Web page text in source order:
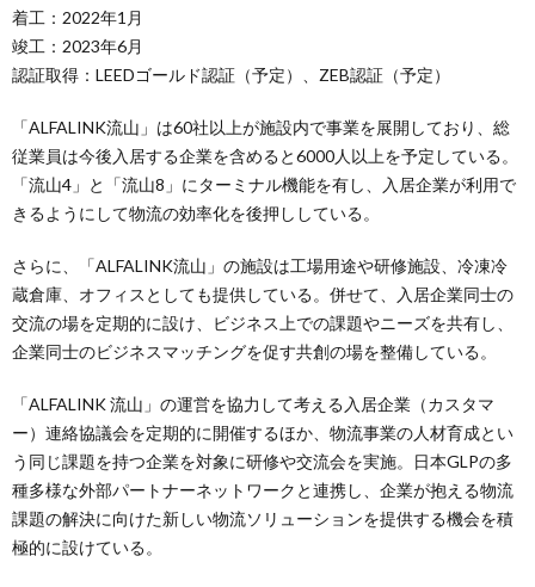
着工：2022年1月
竣工：2023年6月
認証取得：LEEDゴールド認証（予定）、ZEB認証（予定）
「ALFALINK流山」は60社以上が施設内で事業を展開しており、総
従業員は今後入居する企業を含めると6000人以上を予定している。
「流山4」と「流山8」にターミナル機能を有し、入居企業が利用で
きるようにして物流の効率化を後押ししている。
さらに、「ALFALINK流山」の施設は工場用途や研修施設、冷凍冷
蔵倉庫、オフィスとしても提供している。併せて、入居企業同士の
交流の場を定期的に設け、ビジネス上での課題やニーズを共有し、
企業同士のビジネスマッチングを促す共創の場を整備している。
「ALFALINK 流山」の運営を協力して考える入居企業（カスタマ
ー）連絡協議会を定期的に開催するほか、物流事業の人材育成とい
う同じ課題を持つ企業を対象に研修や交流会を実施。日本GLPの多
種多様な外部パートナーネットワークと連携し、企業が抱える物流
課題の解決に向けた新しい物流ソリューションを提供する機会を積
極的に設けている。